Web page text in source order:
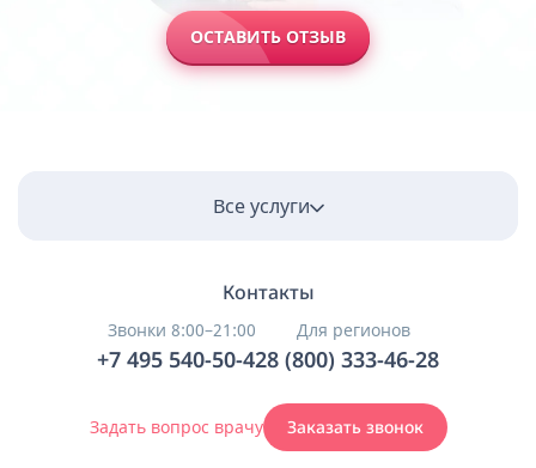
ОСТАВИТЬ ОТЗЫВ
Все услуги
Контакты
Звонки 8:00–21:00
+7 495 540-50-42
Для регионов
8 (800) 333-46-28
Задать вопрос врачу Заказать звонок